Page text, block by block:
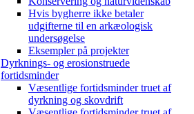
Hvis bygherre ikke betaler
udgifterne til en arkæologisk
undersøgelse
Eksempler på projekter
Dyrknings- og erosionstruede
fortidsminder
Væsentlige fortidsminder truet af
dyrkning og skovdrift